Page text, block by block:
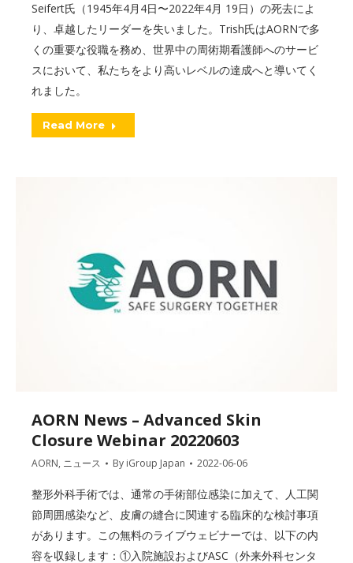
Seifert氏（1945年4月4日〜2022年4月 19日）の死去によ
り、卓越したリーダーを失いました。Trish氏はAORNで多
くの重要な役職を務め、世界中の周術期看護師へのサービ
スにおいて、私たちをより高いレベルの達成へと導いてく
れました。
Read More
AORN News – Advanced Skin
Closure Webinar 20220603
AORN, ニュース By iGroup Japan 2022-06-06
整形外科手術では、通常の手術部位感染に加えて、人工関
節周囲感染など、皮膚の縫合に関連する臨床的な検討事項
があります。この無料のライブウェビナーでは、以下の内
容を収録します：①入院施設およびASC（外来外科センタ